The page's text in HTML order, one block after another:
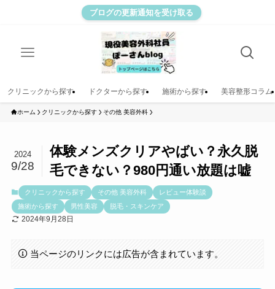
ブログの更新通知を受け取る
クリニックから探す ドクターから探す 施術から探す 美容整形コラム
ホーム クリニックから探す その他 美容外科
体験メンズクリアやばい？永久脱
毛できない？980円通い放題は嘘
2024
9/28
クリニックから探す その他 美容外科
レビュー体験談
施術から探す
男性美容 脱毛・スキンケア
2024年9月28日
当ページのリンクには広告が含まれています。